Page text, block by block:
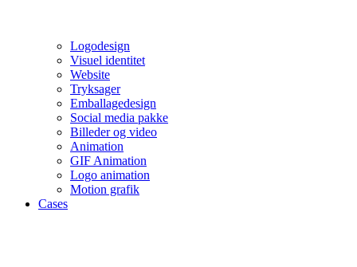
Logodesign
Visuel identitet
Website
Tryksager
Emballagedesign
Social media pakke
Billeder og video
Animation
GIF Animation
Logo animation
Motion grafik
Cases